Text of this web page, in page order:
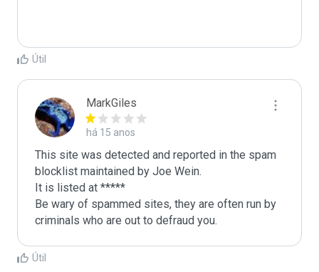
Útil
MarkGiles
há 15 anos
This site was detected and reported in the spam
blocklist maintained by Joe Wein.
It is listed at *****
Be wary of spammed sites, they are often run by
criminals who are out to defraud you.
Útil